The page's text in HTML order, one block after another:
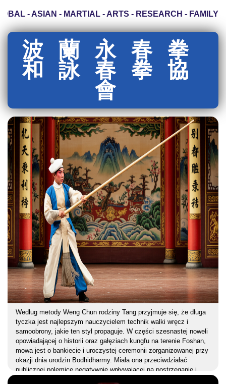
- ASIAN - MARTIAL - ARTS - RESEARCH - FAMILY
波蘭永春拳
和詠春拳協
會
Według metody Weng Chun rodziny Tang przyjmuje się, że długa
tyczka jest najlepszym nauczycielem technik walki wręcz i
samoobrony, jakie ten styl propaguje. W części szesnastej noweli
opowiadającej o historii oraz gałęziach kungfu na terenie Foshan,
mowa jest o bankiecie i uroczystej ceremonii zorganizowanej przy
okazji dnia urodzin Bodhidharmy. Miała ona przeciwdziałać
publicznej polemice negatywnie wpływającej na postrzeganie i